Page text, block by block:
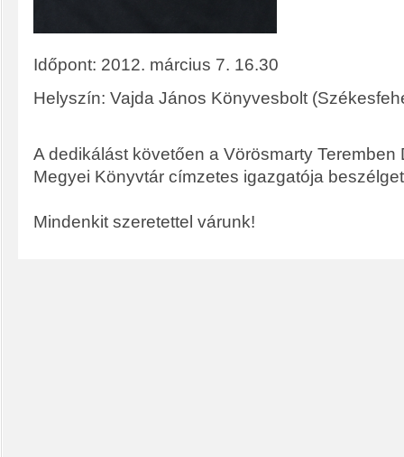
Időpont: 2012. március 7. 16.30
Helyszín: Vajda János Könyvesbolt
A dedikálást követően a Vörösmarty Teremben
Megyei Könyvtár címzetes igazgatója
Mindenkit szeretettel várunk!